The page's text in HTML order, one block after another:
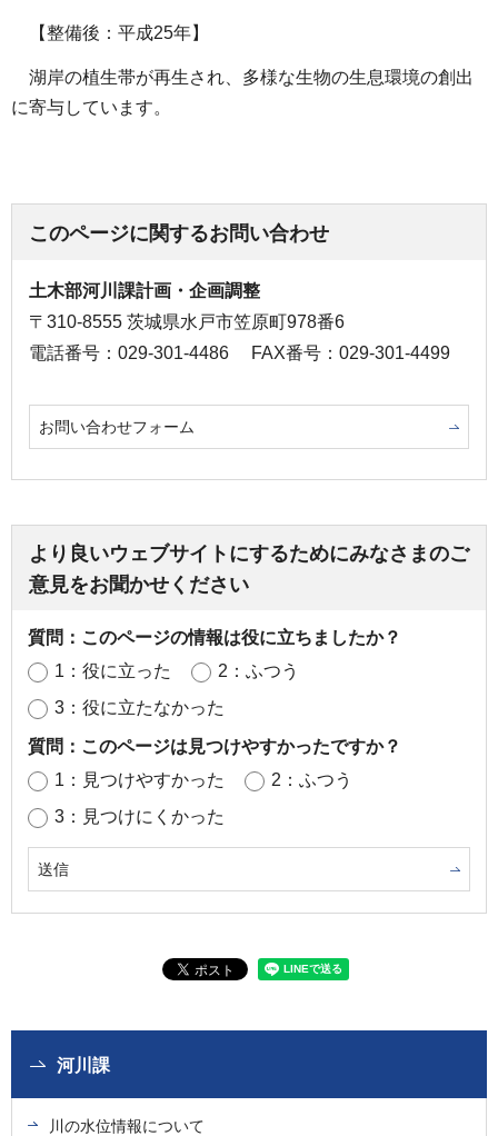
【整備後：平成25年】
湖岸の植生帯が再生され、多様な生物の生息環境の創出
に寄与しています。
このページに関するお問い合わせ
土木部河川課計画・企画調整
〒310-8555 茨城県水戸市笠原町978番6
電話番号：029-301-4486
FAX番号：029-301-4499
お問い合わせフォーム
より良いウェブサイトにするためにみなさまのご
意見をお聞かせください
質問：このページの情報は役に立ちましたか？
1：役に立った
2：ふつう
3：役に立たなかった
質問：このページは見つけやすかったですか？
1：見つけやすかった
2：ふつう
3：見つけにくかった
河川課
川の水位情報について